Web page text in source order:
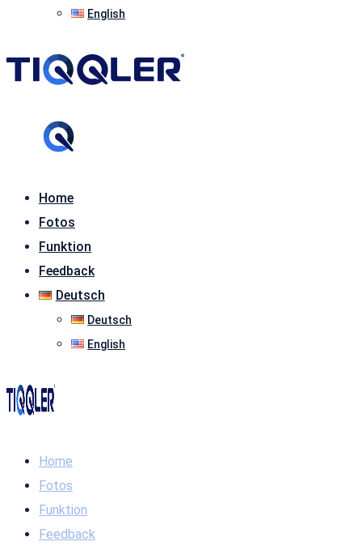
English
Home
Fotos
Funktion
Feedback
Deutsch
Deutsch
English
Home
Fotos
Funktion
Feedback